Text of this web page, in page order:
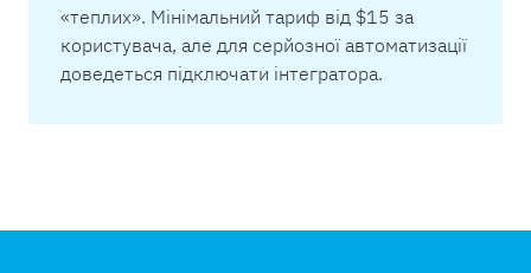
«теплих». Мінімальний тариф від $15 за
користувача, але для серйозної автоматизації
доведеться підключати інтегратора.